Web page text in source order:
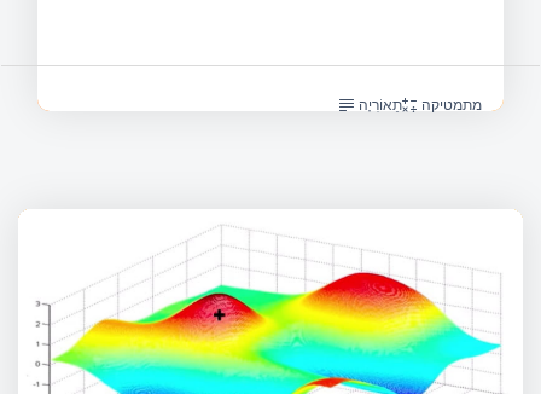
מתמטיקה תֵאוֹרִיָה